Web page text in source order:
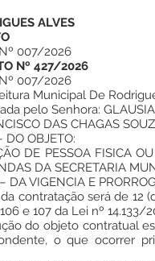
ALVES
007/2026
Nº 427/2026
007/2026
Municipal De
pelo Senhora:
DAS CHAGAS
DO OBJETO:
DE PESSOA FISICA
DA SECRETARIA
DA VIGENCIA E
contratação será de
e 107 da Lei nº
do objeto contratual
o que ocorrer